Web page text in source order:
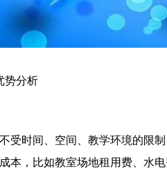
分析
时间、空间、教学环境的限制
本，比如教室场地租用费、水